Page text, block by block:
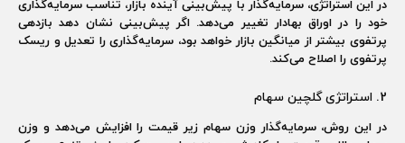
در این استراتژی، سرمایه‌گذار با پیش‌بینی آینده بازار، تناسب سرمایه‌گذاری
خود را در اوراق بهادار تغییر می‌دهد. اگر پیش‌بینی نشان دهد بازدهی
پرتفوی بیشتر از میانگین بازار خواهد بود، سرمایه‌گذاری را تعدیل و ریسک
پرتفوی را اصلاح می‌کند.
2. استراتژی گلچین سهام
در این روش، سرمایه‌گذار وزن سهام زیر قیمت را افزایش می‌دهد و وزن